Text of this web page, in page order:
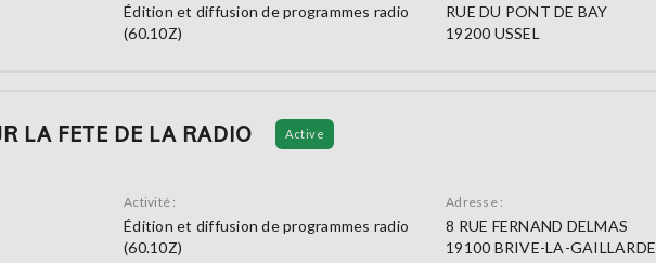
Édition et diffusion de programmes radio
(60.10Z)
RUE DU PONT DE BAY
19200 USSEL
LA FETE DE LA RADIO Active
Activité :
Édition et diffusion de programmes radio
(60.10Z)
Adresse :
8 RUE FERNAND DELMAS
19100 BRIVE-LA-GAILLARDE